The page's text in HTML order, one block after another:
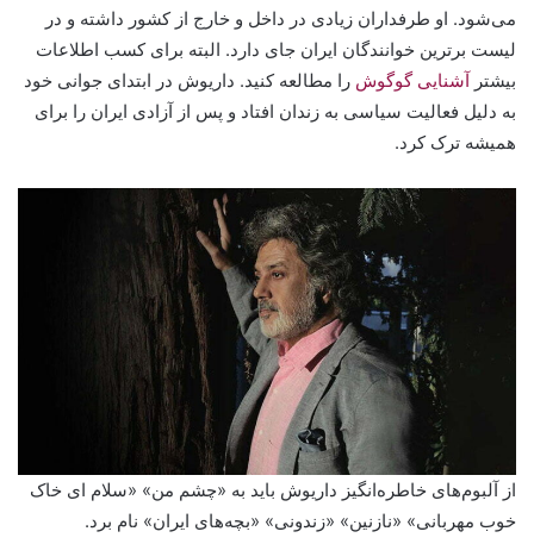
می‌شود. او طرفداران زیادی در داخل و خارج از کشور داشته و در
لیست برترین خوانندگان ایران جای دارد. البته برای کسب اطلاعات
بیشترآشنایی گوگوش را مطالعه کنید. داریوش در ابتدای جوانی خود
به دلیل فعالیت سیاسی به زندان افتاد و پس از آزادی ایران را برای
همیشه ترک کرد.
از آلبوم‌های خاطره‌انگیز داریوش باید به «چشم من» «سلام ای خاک
خوب مهربانی» «نازنین» «زندونی» «بچه‌های ایران» نام برد.